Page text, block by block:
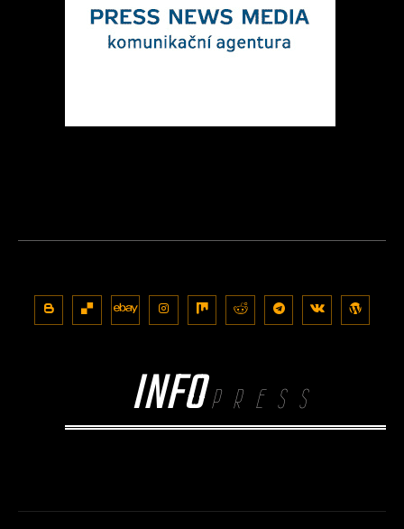
INFO PRESS